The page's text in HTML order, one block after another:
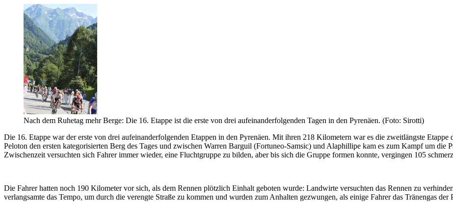
Nach dem Ruhetag mehr Berge: Die 16. Etappe ist die erste von drei aufeinanderfolgenden Tagen in den Pyrenäen. (Foto: Sirotti)
Die 16. Etappe war der erste von drei aufeinanderfolgenden Etappen in den Pyrenäen. Mit ihren 218 Kilometern war es die zweitlängste
Peloton den ersten kategorisierten Berg des Tages und zwischen Warren Barguil (Fortuneo-Samsic) und Alaphillipe kam es zum Kampf um
Zwischenzeit versuchten sich Fahrer immer wieder, eine Fluchtgruppe zu bilden, aber bis sich die Gruppe formen konnte, vergingen 105
Die Fahrer hatten noch 190 Kilometer vor sich, als dem Rennen plötzlich Einhalt geboten wurde: Landwirte versuchten das Rennen zu
verlangsamte das Tempo, um durch die verengte Straße zu kommen und wurden zum Anhalten gezwungen, als einige Fahrer das Tränengas